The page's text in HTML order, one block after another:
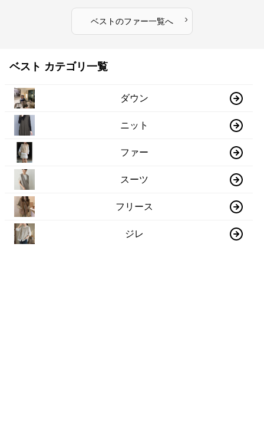
ベストのファー一覧へ ›
ベスト カテゴリ一覧
ダウン
ニット
ファー
スーツ
フリース
ジレ